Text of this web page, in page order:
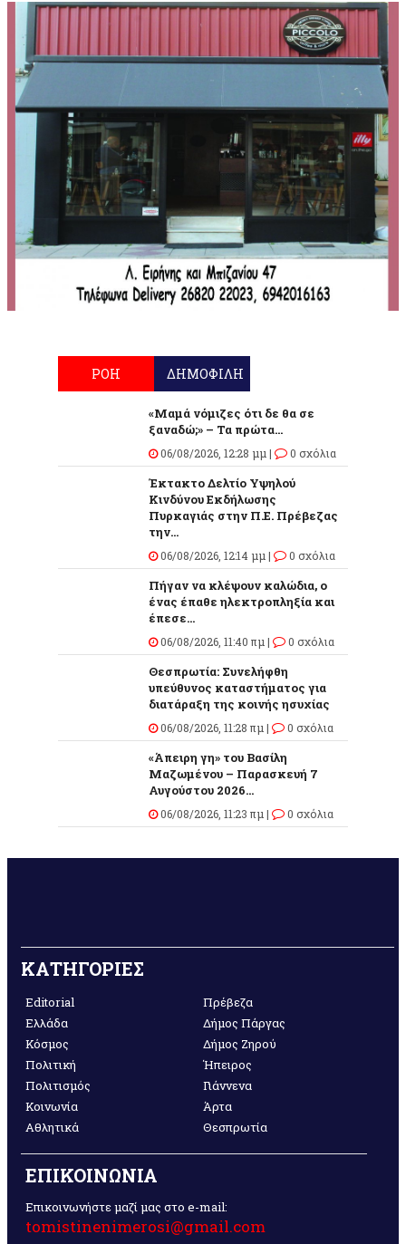
ΡΟΗ ΔΗΜΟΦΙΛΗ
«Μαμά νόμιζες ότι δε θα σε
ξαναδώ;» – Τα πρώτα...
06/08/2026, 12:28 μμ | 0 σχόλια
Έκτακτο Δελτίο Υψηλού
Κινδύνου Εκδήλωσης
Πυρκαγιάς στην Π.Ε. Πρέβεζας
την...
06/08/2026, 12:14 μμ | 0 σχόλια
Πήγαν να κλέψουν καλώδια, ο
ένας έπαθε ηλεκτροπληξία και
έπεσε...
06/08/2026, 11:40 πμ | 0 σχόλια
Θεσπρωτία: Συνελήφθη
υπεύθυνος καταστήματος για
διατάραξη της κοινής ησυχίας
06/08/2026, 11:28 πμ | 0 σχόλια
«Άπειρη γη» του Βασίλη
Μαζωμένου – Παρασκευή 7
Αυγούστου 2026...
06/08/2026, 11:23 πμ | 0 σχόλια
ΚΑΤΗΓΟΡΙΕΣ
Editorial
Ελλάδα
Κόσμος
Πολιτική
Πολιτισμός
Κοινωνία
Αθλητικά
Πρέβεζα
Δήμος Πάργας
Δήμος Ζηρού
Ήπειρος
Γιάννενα
Άρτα
Θεσπρωτία
ΕΠΙΚΟΙΝΩΝΙΑ
Επικοινωνήστε μαζί μας στο e-mail:
tomistinenimerosi@gmail.com